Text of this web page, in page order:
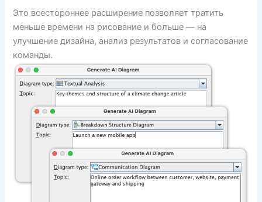
Это всестороннее расширение позволяет тратить
меньше времени на рисование и больше — на
улучшение дизайна, анализ результатов и согласование
команды.